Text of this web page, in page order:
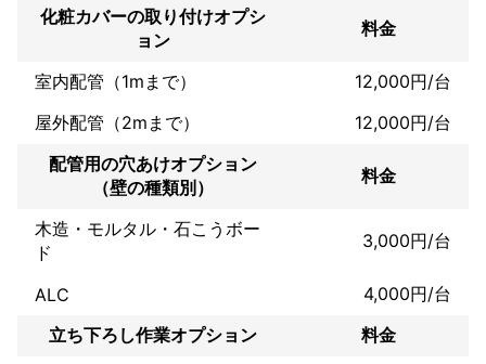
化粧カバーの取り付けオプシ
ョン
料金
室内配管（1mまで）
12,000円/台
屋外配管（2mまで）
12,000円/台
配管用の穴あけオプション
（壁の種類別）
料金
木造・モルタル・石こうボー
ド
3,000円/台
ALC
4,000円/台
立ち下ろし作業オプション
料金